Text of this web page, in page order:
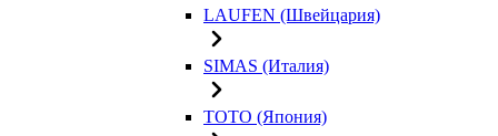
LAUFEN (Швейцария)
SIMAS (Италия)
TOTO (Япония)